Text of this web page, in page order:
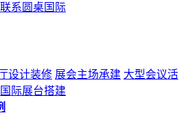
联系圆桌国际
设计装修 展会主场承建 大型会议活
国际展台搭建